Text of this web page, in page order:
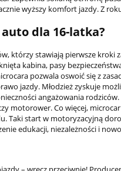
wyższy komfort jazdy. Z
dla 16-latka?
którzy stawiają pierwsze kroki
kabina, pasy
pozwala oswoić się z
jazdy. Młodzież zyskuje
angażowania
motorower. Co więcej,
start w motoryzacyjną
edukacji, niezależności i